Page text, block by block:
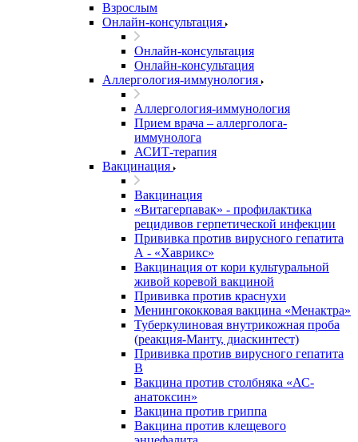
Взрослым
Онлайн-консультация
Онлайн-консультация
Онлайн-консультация
Аллергология-иммунология
Аллергология-иммунология
Прием врача – аллерголога-
иммунолога
АСИТ-терапия
Вакцинация
Вакцинация
«Витагерпавак» - профилактика
рецидивов герпетической инфекции
Прививка против вирусного гепатита
А - «Хаврикс»
Вакцинация от кори культуральной
живой коревой вакциной
Прививка против краснухи
Менингококковая вакцина «Менактра»
Туберкулиновая внутрикожная проба
(реакция-Манту, диаскинтест)
Прививка против вирусного гепатита
В
Вакцина против столбняка «АС-
анатоксин»
Вакцина против гриппа
Вакцина против клещевого